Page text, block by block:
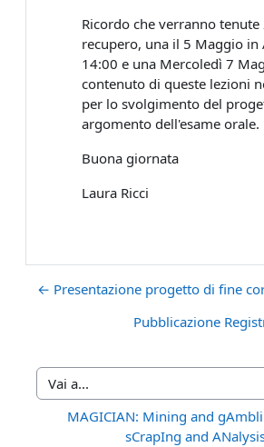
Ricordo che verranno
recupero, una il 5 Maggio in
14:00 e una Mercoledì 7
contenuto di queste lezioni
per lo svolgimento del
argomento dell'esame orale.
Buona giornata
Laura Ricci
← Presentazione progetto di fine
Pubblicazione
Vai a...
MAGICIAN: Mining and
sCrapIng and